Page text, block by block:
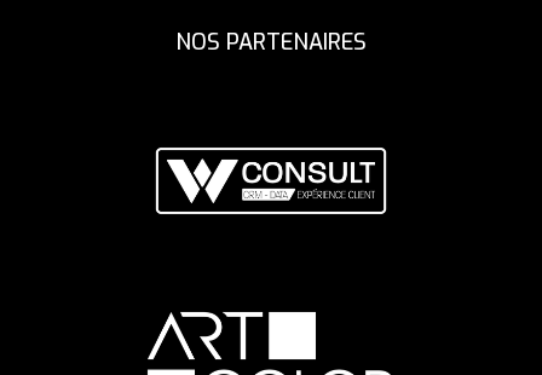
NOS PARTENAIRES